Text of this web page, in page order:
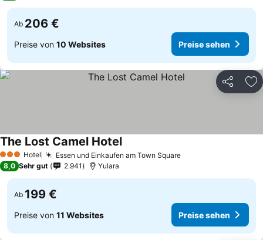
Ab 206 €
Preise von 10 Websites Preise sehen
Teilen
3 SterneHotel Essen und Einkaufen am Town Square
The Lost Camel Hotel
8,0 Sehr gut 2.941 Yulara
Ab 199 €
Preise von 11 Websites Preise sehen